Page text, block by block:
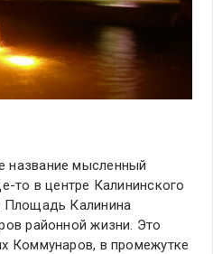
название мысленный
то в центре Калининского
Площадь Калинина
районной жизни. Это
Коммунаров, в промежутке